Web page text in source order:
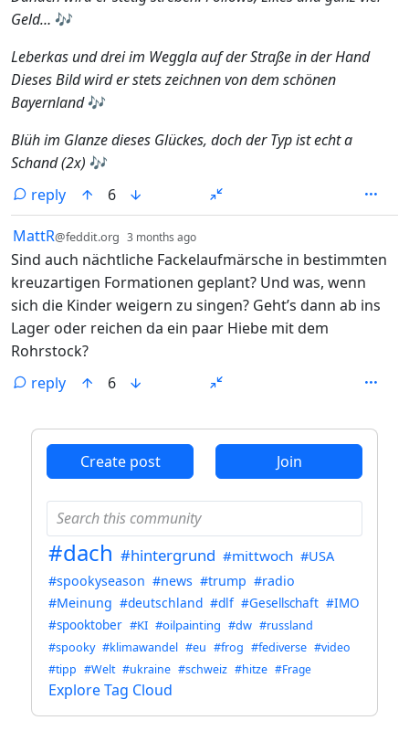
Geld… 🎶
Leberkas und drei im Weggla auf der Straße in der Hand
Dieses Bild wird er stets zeichnen von dem schönen
Bayernland🎶
Blüh im Glanze dieses Glückes, doch der Typ ist echt a
Schand (2x) 🎶
reply
6
by
MattR@feddit.org 3 months ago
Sind auch nächtliche Fackelaufmärsche in bestimmten
kreuzartigen Formationen geplant? Und was, wenn
sich die Kinder weigern zu singen? Geht’s dann ab ins
Lager oder reichen da ein paar Hiebe mit dem
Rohrstock?
reply
6
Create post Join
#dach #hintergrund #mittwoch #USA
#spookyseason #news #trump #radio
#Meinung #deutschland #dlf #Gesellschaft #IMO
#spooktober #KI #oilpainting #dw #russland
#spooky #klimawandel #eu #frog #fediverse #video
#tipp #Welt #ukraine #schweiz #hitze #Frage
Explore Tag Cloud